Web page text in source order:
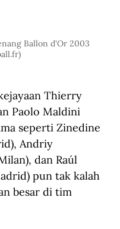
Ballon d'Or 2003
)
Thierry
Paolo Maldini
seperti Zinedine
Andriy
dan Raúl
pun tak kalah
besar di tim